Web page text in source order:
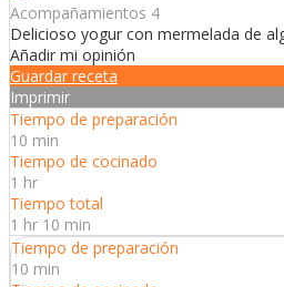
Acompañamientos 4
Delicioso yogur con mermelada de
Añadir mi opinión
Guardar receta
Imprimir
Tiempo de preparación
10 min
Tiempo de cocinado
1 hr
Tiempo total
1 hr 10 min
Tiempo de preparación
10 min